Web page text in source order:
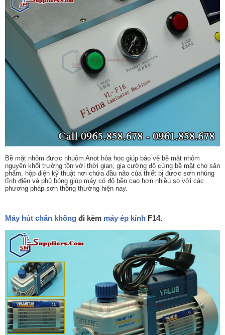
Bề mặt nhôm được nhuộm Anot hóa học giúp bảo vệ bề mặt nhôm
nguyên khối trường tồn với thời gian, gia cường độ cứng bề mặt cho sản
phẩm, hộp điện kỹ thuật nơi chứa đầu não của thiết bị được sơn nhúng
tĩnh điện và phủ bóng giúp máy có độ bền cao hơn nhiều so với các
phương pháp sơn thông thường hiện nay.
Máy hút chân không đi kèm máy ép kính F14.